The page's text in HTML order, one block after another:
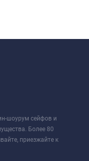
шоурум сейфов и
Более 80
приезжайте к